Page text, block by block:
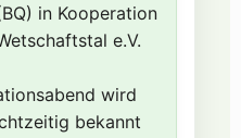
in Kooperation
e.V.
wird
bekannt